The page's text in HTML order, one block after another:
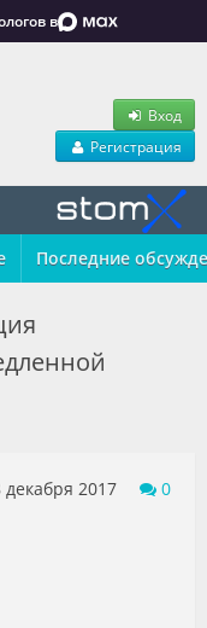
в
Вход
Регистрация
Последние
декабря 2017
0